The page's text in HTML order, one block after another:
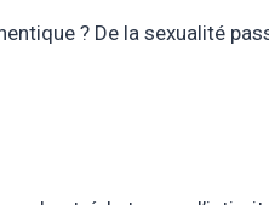
? De la sexualité